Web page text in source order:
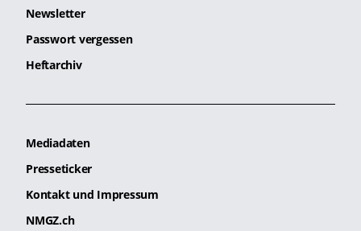
Newsletter
Passwort vergessen
Heftarchiv
Mediadaten
Presseticker
Kontakt und Impressum
NMGZ.ch